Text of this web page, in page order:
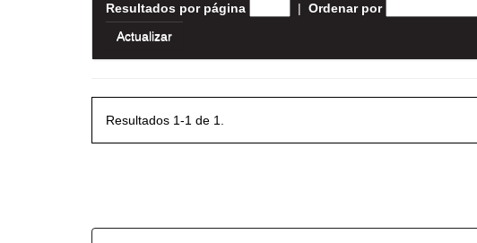
Resultados por página | Ordenar por
Resultados 1-1 de 1.